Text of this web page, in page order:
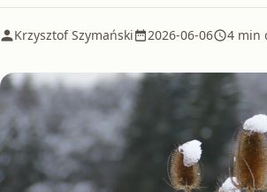
Krzysztof Szymański 2026-06-06 4 min